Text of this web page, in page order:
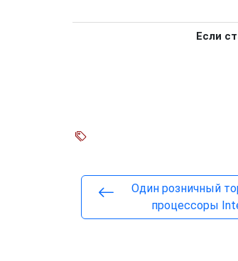
Если
Один розничный
процессоры